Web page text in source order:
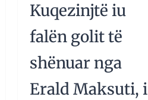
Kuqezinjtë iu
falën golit të
shënuar nga
Erald Maksuti, i